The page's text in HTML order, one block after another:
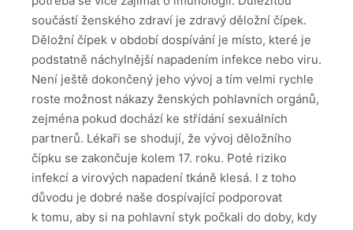
součástí ženského zdraví je zdravý děložní čípek.
Děložní čípek v období dospívání je místo, které je
podstatně náchylnější napadením infekce nebo viru.
Není ještě dokončený jeho vývoj a tím velmi rychle
roste možnost nákazy ženských pohlavních orgánů,
zejména pokud dochází ke střídání sexuálních
partnerů. Lékaři se shodují, že vývoj děložního
čípku se zakončuje kolem 17. roku. Poté riziko
infekcí a virových napadení tkáně klesá. I z toho
důvodu je dobré naše dospívající podporovat
k tomu, aby si na pohlavní styk počkali do doby, kdy